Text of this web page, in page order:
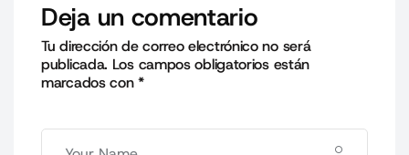
Deja un comentario
Tu dirección de correo electrónico no será
publicada. Los campos obligatorios están
marcados con*